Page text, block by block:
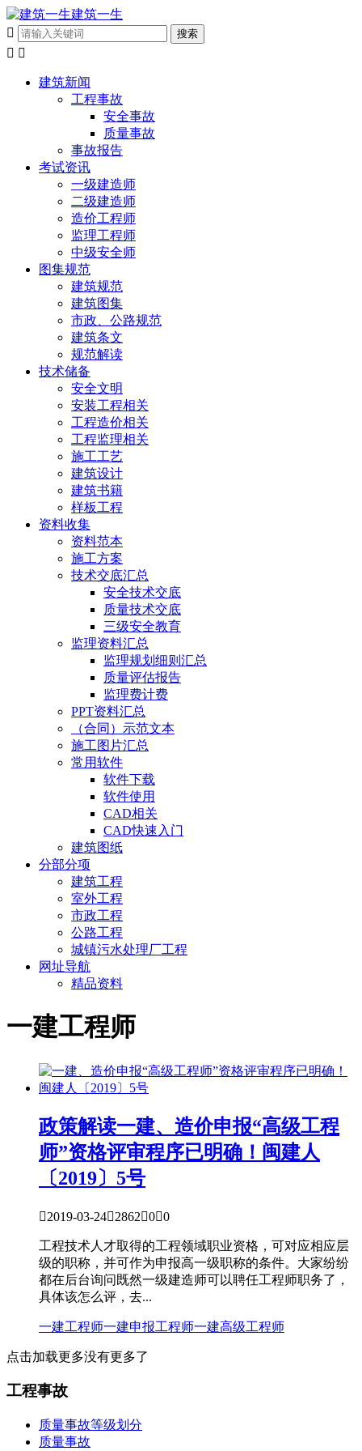
建筑一生

 
建筑新闻
工程事故
安全事故
质量事故
事故报告
考试资讯
一级建造师
二级建造师
造价工程师
监理工程师
中级安全师
图集规范
建筑规范
建筑图集
市政、公路规范
建筑条文
规范解读
技术储备
安全文明
安装工程相关
工程造价相关
工程监理相关
施工工艺
建筑设计
建筑书籍
样板工程
资料收集
资料范本
施工方案
技术交底汇总
安全技术交底
质量技术交底
三级安全教育
监理资料汇总
监理规划细则汇总
质量评估报告
监理费计费
PPT资料汇总
（合同）示范文本
施工图片汇总
常用软件
软件下载
软件使用
CAD相关
CAD快速入门
建筑图纸
分部分项
建筑工程
室外工程
市政工程
公路工程
城镇污水处理厂工程
网址导航
精品资料
一建工程师
政策解读一建、造价申报“高级工程
师”资格评审程序已明确！闽建人
〔2019〕5号
2019-03-24286200
工程技术人才取得的工程领域职业资格，可对应相应层
级的职称，并可作为申报高一级职称的条件。大家纷纷
都在后台询问既然一级建造师可以聘任工程师职务了，
具体该怎么评，去...
一建工程师一建申报工程师一建高级工程师
点击加载更多没有更多了
工程事故
质量事故等级划分
质量事故